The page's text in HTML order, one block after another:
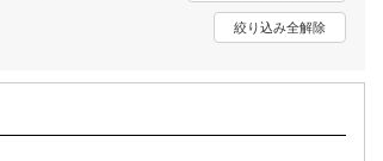
動画配信ガイド
無料テレビ
チケット
絞り込み全解除